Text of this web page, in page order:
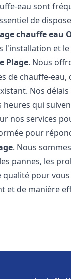
eau sont
de
chauffe eau
l'installation et
Plage. Nous
de chauffe-eau,
Nos
qui
nos services
pour
. Nous
pannes, les
qualité pour
et de manière